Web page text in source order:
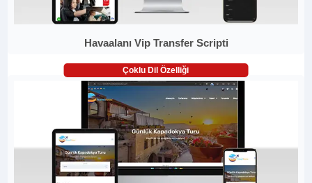
Havaalanı Vip Transfer Scripti
Çoklu Dil Özelliği